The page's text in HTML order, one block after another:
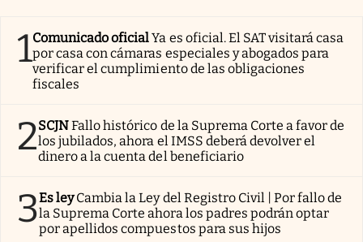
1Comunicado oficialYa es oficial. El SAT visitará casa
por casa con cámaras especiales y abogados para
verificar el cumplimiento de las obligaciones
fiscales
2SCJNFallo histórico de la Suprema Corte a favor de
los jubilados, ahora el IMSS deberá devolver el
dinero a la cuenta del beneficiario
3Es ley Cambia la Ley del Registro Civil | Por fallo de
la Suprema Corte ahora los padres podrán optar
por apellidos compuestos para sus hijos